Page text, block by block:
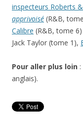
inspecteurs Roberts
apprivoisé (R&B,
Calibre (R&B, tome 6)
Jack Taylor (tome 1),
Pour aller plus loin
anglais).